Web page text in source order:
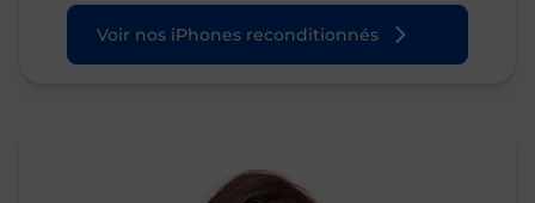
Voir nos iPhones reconditionnés